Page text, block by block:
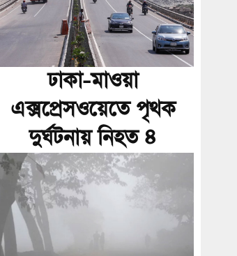
ঢাকা-মাওয়া
এক্সপ্রেসওয়েতে পৃথক
দুর্ঘটনায় নিহত ৪